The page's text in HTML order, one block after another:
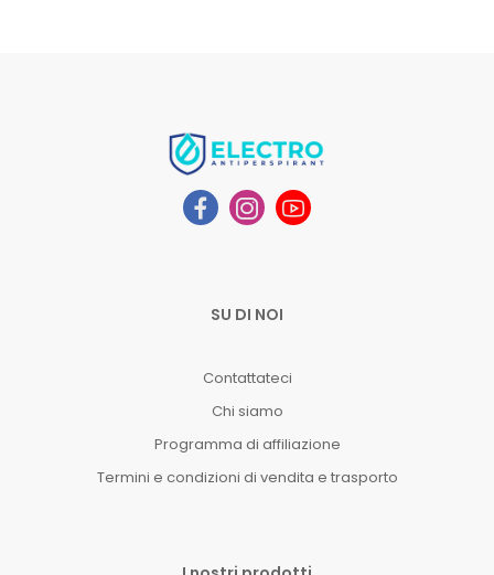
SU DI NOI
Contattateci
Chi siamo
Programma di affiliazione
Termini e condizioni di vendita e trasporto